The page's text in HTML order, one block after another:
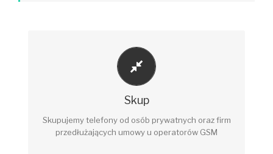
Skup
Skupujemy telefony od osób prywatnych oraz firm
przedłużających umowy u operatorów GSM
PŁACIMY OD RĘKI !
Wypłacamy gotówkę od ręki lub na życzenie (
głównie dla firm) szybkiem przelewem.